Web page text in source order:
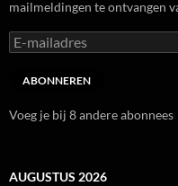
mailmeldingen te ontvangen
E-
mailadres
ABONNEREN
Voeg je bij 8 andere abonnees
AUGUSTUS 2026